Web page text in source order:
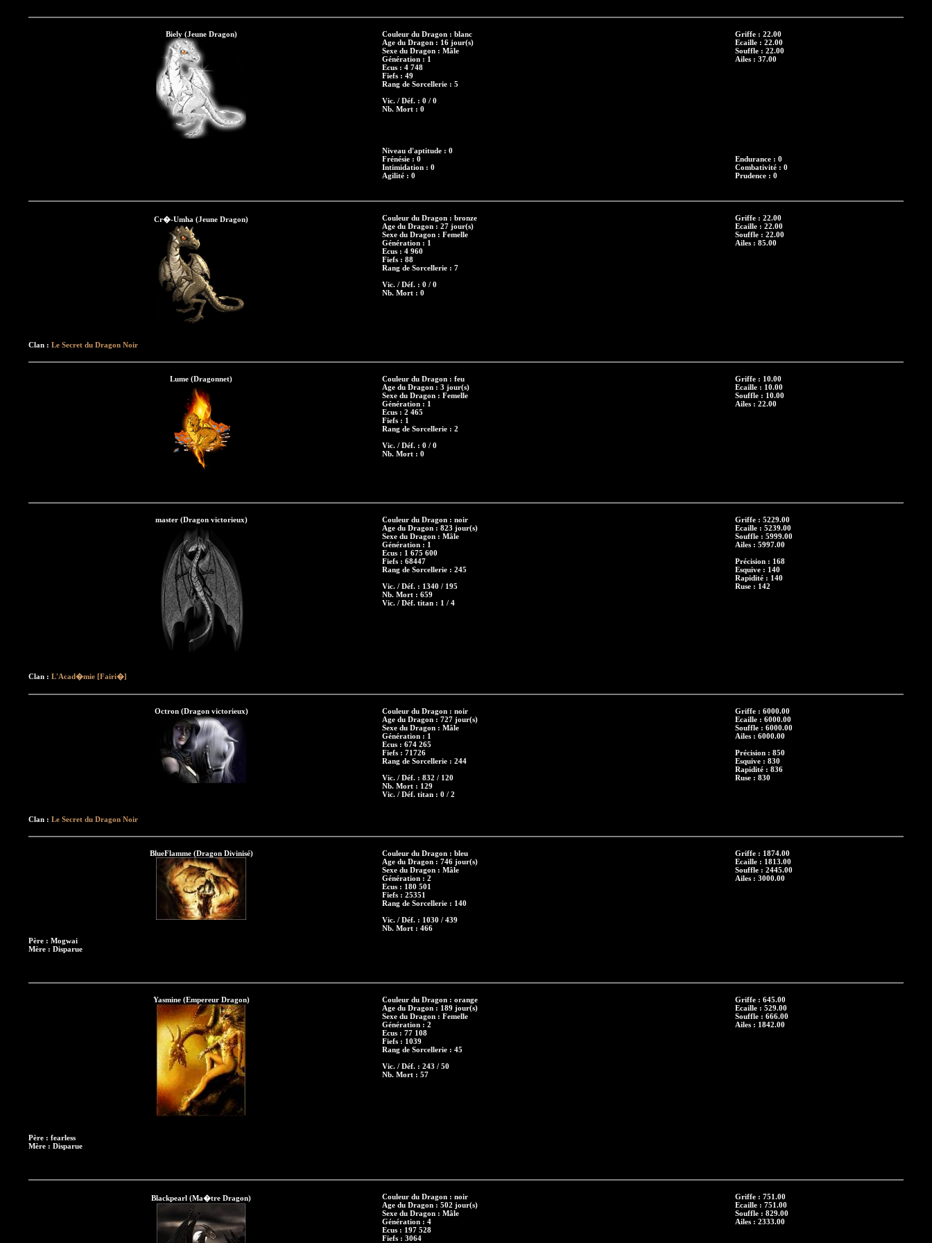
Biely (Jeune Dragon)
Couleur du Dragon : blanc
Age du Dragon : 16 jour(s)
Sexe du Dragon : Mâle
Génération : 1
Ecus : 4 748
Fiefs : 49
Rang de Sorcellerie : 5
Vic. / Déf. : 0 / 0
Nb. Mort : 0
Griffe : 22.00
Ecaille : 22.00
Souffle : 22.00
Ailes : 37.00
Niveau d'aptitude : 0
Frénésie : 0
Intimidation : 0
Agilité : 0
Endurance : 0
Combativité : 0
Prudence : 0
Cr�-Umha (Jeune Dragon)
Couleur du Dragon : bronze
Age du Dragon : 27 jour(s)
Sexe du Dragon : Femelle
Génération : 1
Ecus : 4 960
Fiefs : 88
Rang de Sorcellerie : 7
Vic. / Déf. : 0 / 0
Nb. Mort : 0
Griffe : 22.00
Ecaille : 22.00
Souffle : 22.00
Ailes : 85.00
Clan : Le Secret du Dragon Noir
Lume (Dragonnet)
Couleur du Dragon : feu
Age du Dragon : 3 jour(s)
Sexe du Dragon : Femelle
Génération : 1
Ecus : 2 465
Fiefs : 1
Rang de Sorcellerie : 2
Vic. / Déf. : 0 / 0
Nb. Mort : 0
Griffe : 10.00
Ecaille : 10.00
Souffle : 10.00
Ailes : 22.00
master (Dragon victorieux)
Couleur du Dragon : noir
Age du Dragon : 823 jour(s)
Sexe du Dragon : Mâle
Génération : 1
Ecus : 1 675 600
Fiefs : 68447
Rang de Sorcellerie : 245
Vic. / Déf. : 1340 / 195
Nb. Mort : 659
Vic. / Déf. titan : 1 / 4
Griffe : 5229.00
Ecaille : 5239.00
Souffle : 5999.00
Ailes : 5997.00
Précision : 168
Esquive : 140
Rapidité : 140
Ruse : 142
Clan : L'Acad�mie [Fairi�]
Octron (Dragon victorieux)
Couleur du Dragon : noir
Age du Dragon : 727 jour(s)
Sexe du Dragon : Mâle
Génération : 1
Ecus : 674 265
Fiefs : 71726
Rang de Sorcellerie : 244
Vic. / Déf. : 832 / 120
Nb. Mort : 129
Vic. / Déf. titan : 0 / 2
Griffe : 6000.00
Ecaille : 6000.00
Souffle : 6000.00
Ailes : 6000.00
Précision : 850
Esquive : 830
Rapidité : 836
Ruse : 830
Clan : Le Secret du Dragon Noir
BlueFlamme (Dragon Divinisé)
Père : Mogwai
Mère : Disparue
Couleur du Dragon : bleu
Age du Dragon : 746 jour(s)
Sexe du Dragon : Mâle
Génération : 2
Ecus : 180 501
Fiefs : 25351
Rang de Sorcellerie : 140
Vic. / Déf. : 1030 / 439
Nb. Mort : 466
Griffe : 1874.00
Ecaille : 1813.00
Souffle : 2445.00
Ailes : 3000.00
Yasmine (Empereur Dragon)
Père : fearless
Mère : Disparue
Couleur du Dragon : orange
Age du Dragon : 189 jour(s)
Sexe du Dragon : Femelle
Génération : 2
Ecus : 77 108
Fiefs : 1039
Rang de Sorcellerie : 45
Vic. / Déf. : 243 / 50
Nb. Mort : 57
Griffe : 645.00
Ecaille : 529.00
Souffle : 666.00
Ailes : 1842.00
Blackpearl (Ma�tre Dragon)
Couleur du Dragon : noir
Age du Dragon : 502 jour(s)
Sexe du Dragon : Mâle
Génération : 4
Ecus : 197 528
Fiefs : 3064
Griffe : 751.00
Ecaille : 751.00
Souffle : 829.00
Ailes : 2333.00